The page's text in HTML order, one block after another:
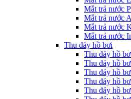
Mắt trả nước
Mắt trả nước
Mắt trả nước
Mắt trả nước
Thu đáy hồ bơi
Thu đáy hồ
Thu đáy hồ
Thu đáy hồ
Thu đáy hồ
Thu đáy hồ